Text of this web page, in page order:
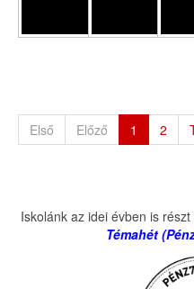
Első Előző 1 2
Iskolánk az idei évben is
Témahét